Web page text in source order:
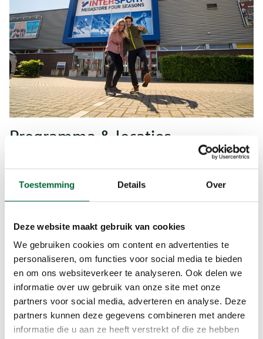
Toestemming Details Over
Deze website maakt gebruik van cookies
We gebruiken cookies om content en advertenties te
personaliseren, om functies voor social media te bieden
en om ons websiteverkeer te analyseren. Ook delen we
informatie over uw gebruik van onze site met onze
partners voor social media, adverteren en analyse. Deze
partners kunnen deze gegevens combineren met andere
informatie die u aan ze heeft verstrekt of die ze hebben
Programma & locaties
met koffie en
21:30 uur.
Four Seasons,Duiven.
Dinsdag 31 maart:Intersport Superstore,
Uden
Via Vierdaagse Lite programma
Wil je naast deze avond ook ondersteund worden
tijdens je verdere voorbereiding op de 4Daagse?